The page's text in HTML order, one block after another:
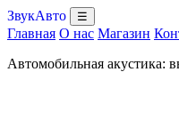
ЗвукАвто ☰
Главная О нас Магазин
Автомобильная акустика: